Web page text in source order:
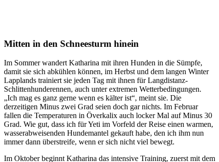
Mitten in den Schneesturm hinein
Im Sommer wandert Katharina mit ihren Hunden in die Sümpfe,
damit sie sich abkühlen können, im Herbst und dem langen Winter
Lapplands trainiert sie jeden Tag mit ihnen für Langdistanz-
Schlittenhunderennen, auch unter extremen Wetterbedingungen.
„Ich mag es ganz gerne wenn es kälter ist“, meint sie. Die
derzeitigen Minus zwei Grad seien doch gar nichts. Im Februar
fallen die Temperaturen in Överkalix auch locker Mal auf Minus 30
Grad. Wie gut, dass ich für Yeti im Vorfeld der Reise einen warmen,
wasserabweisenden Hundemantel gekauft habe, den ich ihm nun
immer dann überstreife, wenn er sich nicht viel bewegt.
Im Oktober beginnt Katharina das intensive Training, zuerst mit dem